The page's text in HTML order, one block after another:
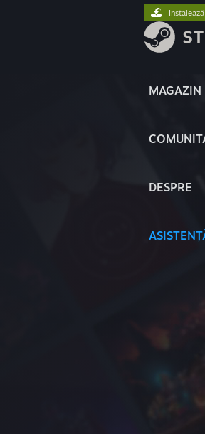
MAGAZIN
DESPRE